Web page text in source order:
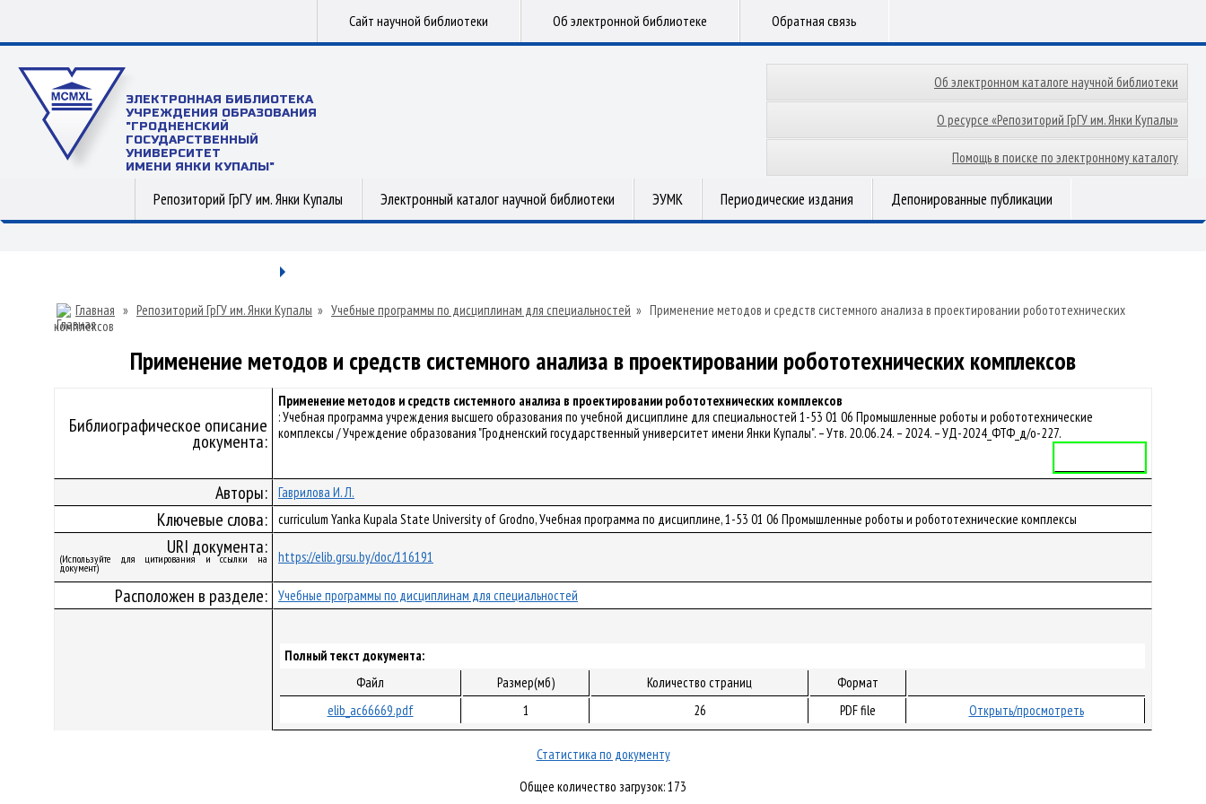
Сайт научной библиотеки Об электронной библиотеке Обратная связь
ЭЛЕКТРОННАЯ БИБЛИОТЕКА
УЧРЕЖДЕНИЯ ОБРАЗОВАНИЯ
"ГРОДНЕНСКИЙ
ГОСУДАРСТВЕННЫЙ
УНИВЕРСИТЕТ
ИМЕНИ ЯНКИ КУПАЛЫ"
Об электронном каталоге научной библиотеки
О ресурсе «Репозиторий ГрГУ им. Янки Купалы»
Помощь в поиске по электронному каталогу
Репозиторий ГрГУ им. Янки Купалы Электронный каталог научной библиотеки ЭУМК Периодические издания Депонированные публикации
Главная » Репозиторий ГрГУ им. Янки Купалы » Учебные программы по дисциплинам для специальностей » Применение методов и средств системного анализа в проектировании робототехнических
комплексов
Применение методов и средств системного анализа в проектировании робототехнических комплексов
Библиографическое описание
документа:
Применение методов и средств системного анализа в проектировании робототехнических комплексов
: Учебная программа учреждения высшего образования по учебной дисциплине для специальностей 1-53 01 06 Промышленные роботы и робототехнические
комплексы / Учреждение образования "Гродненский государственный университет имени Янки Купалы". – Утв. 20.06.24. – 2024. – УД-2024_ФТФ_д/о-227.
Авторы: Гаврилова И. Л.
Ключевые слова: curriculum Yanka Kupala State University of Grodno, Учебная программа по дисциплине, 1-53 01 06 Промышленные роботы и робототехнические комплексы
URI документа:
(Используйте для цитирования и ссылки на
документ)
https://elib.grsu.by/doc/116191
Расположен в разделе: Учебные программы по дисциплинам для специальностей
Полный текст документа:
Файл
Размер(мб) Количество страниц
Формат
elib_ac66669.pdf
1 26 PDF file Открыть/просмотреть
Статистика по документу
Общее количество загрузок: 173